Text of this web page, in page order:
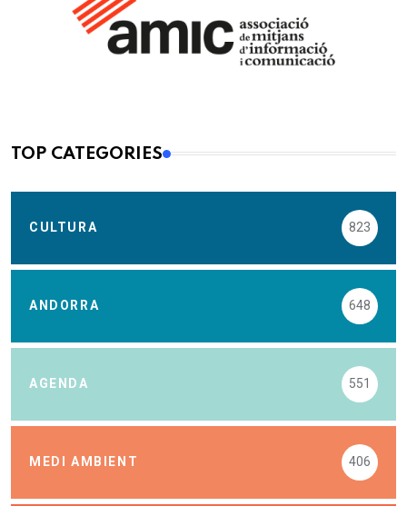
TOP CATEGORIES
CULTURA 823
ANDORRA 648
AGENDA 551
MEDI AMBIENT 406